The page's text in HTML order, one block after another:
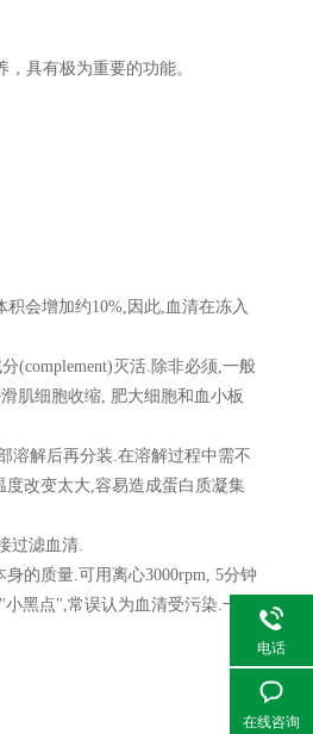
具有极为重要的功能。
会增加约10%,因此,血清在冻入
灭活.除非必须,一般
肌细胞收缩, 肥大细胞和血小板
解后再分装.在溶解过程中需不
改变太大,容易造成蛋白质凝集
过滤血清.
的质量.可用离心3000rpm, 5分钟
黑点",常误认为血清受污染.一般
电话
在线咨询